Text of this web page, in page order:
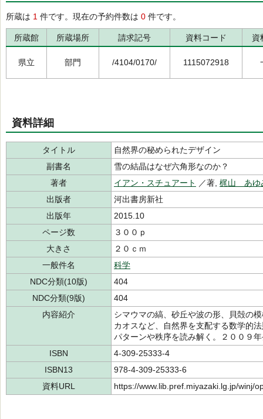
所蔵は 1 件です。現在の予約件数は 0 件です。
所蔵館 所蔵場所 請求記号 資料コード 資
県立 部門 /4104/0170/ 1115072918
資料詳細
タイトル
自然界の秘められたデザイン
副書名
雪の結晶はなぜ六角形なのか？
著者
イアン・スチュアート ／著, 梶山 あゆ
出版者
河出書房新社
出版年
2015.10
ページ数
３００ｐ
大きさ
２０ｃｍ
一般件名
科学
NDC分類(10版)
404
NDC分類(9版)
404
内容紹介
シマウマの縞、砂丘や波の形、貝殻の
カオスなど、自然界を支配する数学的
パターンや秩序を読み解く。２００９
ISBN
4-309-25333-4
ISBN13
978-4-309-25333-6
資料URL
https://www.lib.pref.miyazaki.lg.jp/winj/